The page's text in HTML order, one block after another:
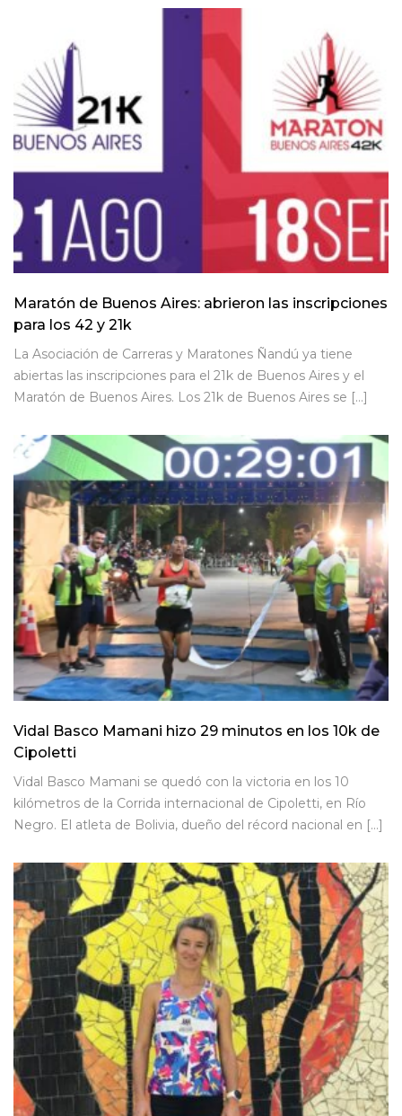
Maratón de Buenos Aires: abrieron las inscripciones
para los 42 y 21k
La Asociación de Carreras y Maratones Ñandú ya tiene
abiertas las inscripciones para el 21k de Buenos Aires y el
Maratón de Buenos Aires. Los 21k de Buenos Aires se […]
Vidal Basco Mamani hizo 29 minutos en los 10k de
Cipoletti
Vidal Basco Mamani se quedó con la victoria en los 10
kilómetros de la Corrida internacional de Cipoletti, en Río
Negro. El atleta de Bolivia, dueño del récord nacional en […]